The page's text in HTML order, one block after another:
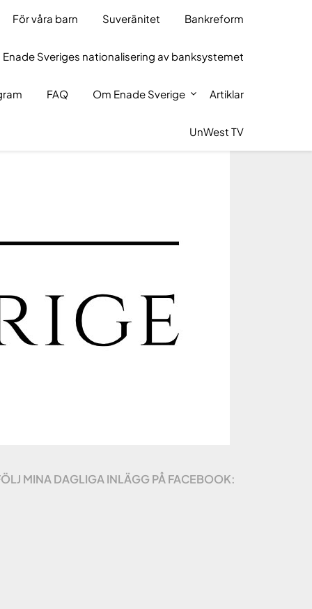
För våra barn Suveränitet Bankreform
Sveriges nationalisering av banksystemet
FAQ Om Enade Sverige Artiklar
UnWest TV
MINA DAGLIGA INLÄGG PÅ FACEBOOK: